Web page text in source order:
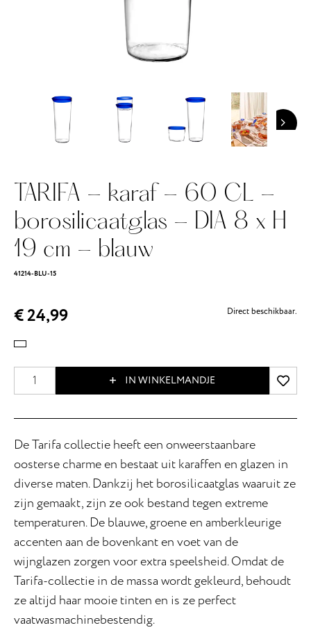
TARIFA - karaf - 60 CL -
borosilicaatglas - DIA 8 x H
19 cm - blauw
41214-BLU-15
€ 24,99 Direct beschikbaar.
IN WINKELMANDJE
De Tarifa collectie heeft een onweerstaanbare
oosterse charme en bestaat uit karaffen en glazen in
diverse maten. Dankzij het borosilicaatglas waaruit ze
zijn gemaakt, zijn ze ook bestand tegen extreme
temperaturen. De blauwe, groene en amberkleurige
accenten aan de bovenkant en voet van de
wijnglazen zorgen voor extra speelsheid. Omdat de
Tarifa-collectie in de massa wordt gekleurd, behoudt
ze altijd haar mooie tinten en is ze perfect
vaatwasmachinebestendig.